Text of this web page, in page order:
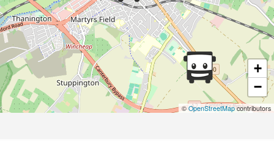
+
−
©OpenStreetMapcontributors